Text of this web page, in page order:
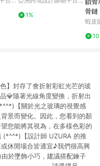
1%
骨鏈
圓環
鎖骨
蝦皮
】封存了會折射彩虹光芒的玻
💎隨著光線角度變換，折射出
【關於光之玻璃的視覺感
景而變化。因此，您看到的顏
您能將其視為，在多樣色彩的
(*^^*)【設計師 UZURA 的推
休閒場合皆適宜♪我們很高興
於墜飾小巧，建議搭配鍊子